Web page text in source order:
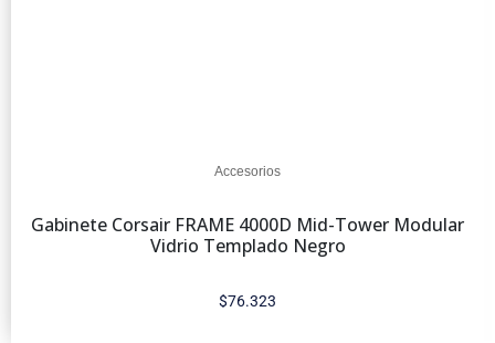
Accesorios
Gabinete Corsair FRAME 4000D Mid-Tower Modular
Vidrio Templado Negro
$76.323